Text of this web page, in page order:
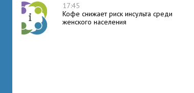
17:45
Кофе снижает риск инсульта среди
женского населения